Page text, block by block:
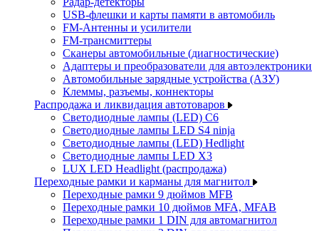
USB-флешки и карты памяти в автомобиль
FM-Антенны и усилители
FM-трансмиттеры
Сканеры автомобильные (диагностические)
Адаптеры и преобразователи для автоэлектроники
Автомобильные зарядные устройства (АЗУ)
Клеммы, разъемы, коннекторы
Распродажа и ликвидация автотоваров
Светодиодные лампы (LED) C6
Светодиодные лампы LED S4 ninja
Светодиодные лампы (LED) Hedlight
Светодиодные лампы LED X3
LUX LED Headlight (распродажа)
Переходные рамки и карманы для магнитол
Переходные рамки 9 дюймов MFB
Переходные рамки 10 дюймов MFA, MFAB
Переходные рамки 1 DIN для автомагнитол